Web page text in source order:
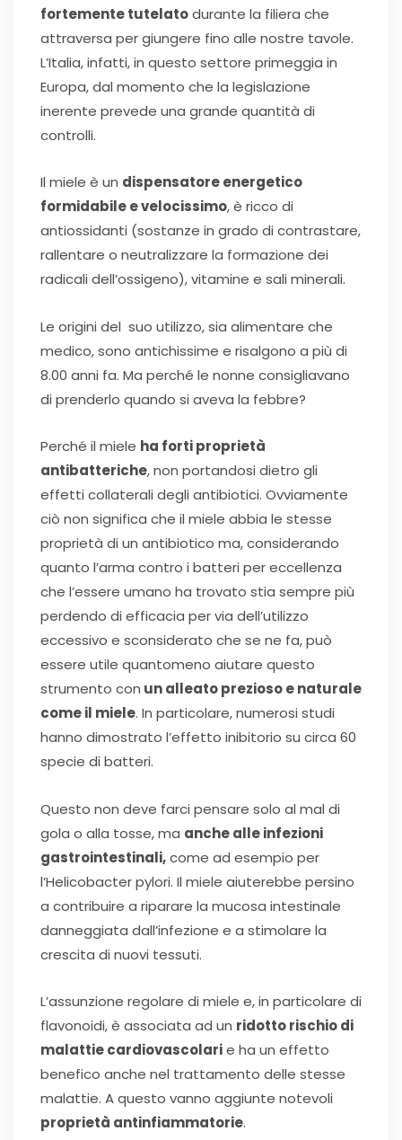
fortemente tutelatodurante la filiera che
attraversa per giungere fino alle nostre tavole.
L’Italia, infatti, in questo settore primeggia in
Europa, dal momento che la legislazione
inerente prevede una grande quantità di
controlli.
Il miele è un dispensatore energetico
formidabile e velocissimo, è ricco di
antiossidanti (sostanze in grado di contrastare,
rallentare o neutralizzare la formazione dei
radicali dell’ossigeno), vitamine e sali minerali.
Le origini del suo utilizzo, sia alimentare che
medico, sono antichissime e risalgono a più di
8.00 anni fa. Ma perché le nonne consigliavano
di prenderlo quando si aveva la febbre?
Perché il miele ha forti proprietà
antibatteriche, non portandosi dietro gli
effetti collaterali degli antibiotici. Ovviamente
ciò non significa che il miele abbia le stesse
proprietà di un antibiotico ma, considerando
quanto l’arma contro i batteri per eccellenza
che l’essere umano ha trovato stia sempre più
perdendo di efficacia per via dell’utilizzo
eccessivo e sconsiderato che se ne fa, può
essere utile quantomeno aiutare questo
strumento con un alleato prezioso e naturale
come il miele. In particolare, numerosi studi
hanno dimostrato l’effetto inibitorio su circa 60
specie di batteri.
Questo non deve farci pensare solo al mal di
gola o alla tosse, ma anche alle infezioni
gastrointestinali,come ad esempio per
l’Helicobacter pylori. Il miele aiuterebbe persino
a contribuire a riparare la mucosa intestinale
danneggiata dall’infezione e a stimolare la
crescita di nuovi tessuti.
L’assunzione regolare di miele e, in particolare di
flavonoidi, è associata ad un ridotto rischio di
malattie cardiovascolarie ha un effetto
benefico anche nel trattamento delle stesse
malattie. A questo vanno aggiunte notevoli
proprietà antinfiammatorie.